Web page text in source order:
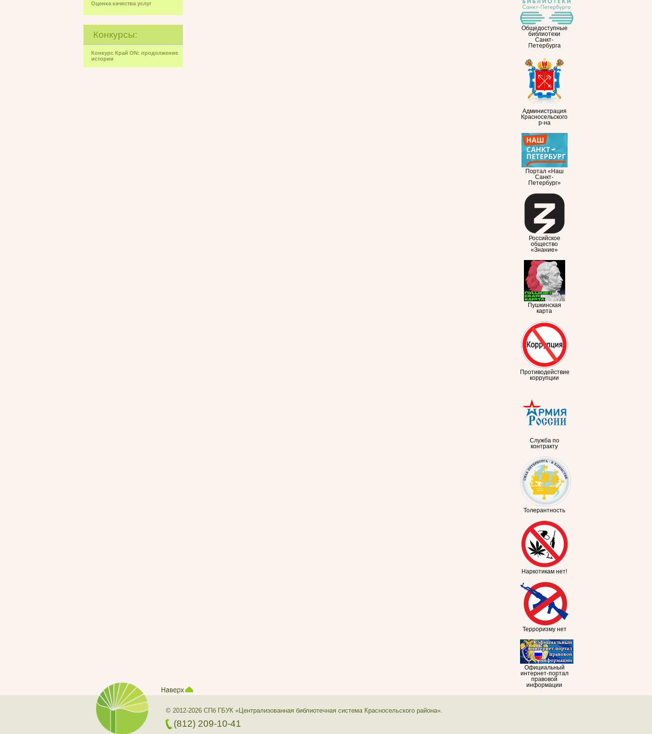
Оценка качества услуг
Конкурсы:
Конкурс Край ON: продолжение
истории
Общедоступные
библиотеки
Санкт-
Петербурга
Администрация
Красносельского
р-на
Портал «Наш
Санкт-
Петербург»
Российское
общество
«Знание»
Пушкинская
карта
Противодействие
коррупции
Служба по
контракту
Толерантность
Наркотикам нет!
Терроризму нет
Официальный
интернет-портал
правовой
информации
© 2012-2026 СПб ГБУК «Централизованная библиотечная система Красносельского района».
(812) 209-10-41